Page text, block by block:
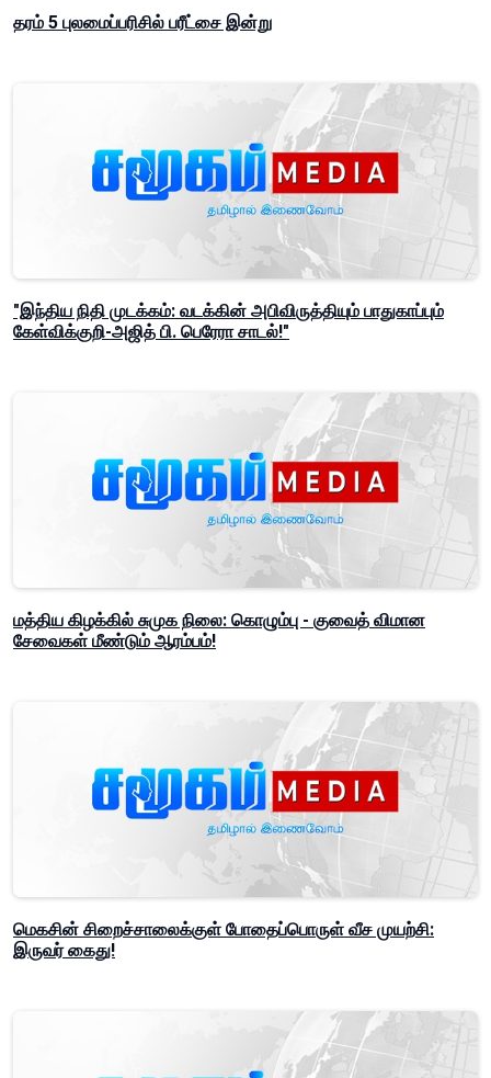
தரம் 5 புலமைப்பரிசில் பரீட்சை இன்று
"இந்திய நிதி முடக்கம்: வடக்கின் அபிவிருத்தியும் பாதுகாப்பும்
கேள்விக்குறி-அஜித் பி. பெரேரா சாடல்!"
மத்திய கிழக்கில் சுமுக நிலை: கொழும்பு - குவைத் விமான
சேவைகள் மீண்டும் ஆரம்பம்!
மெகசின் சிறைச்சாலைக்குள் போதைப்பொருள் வீச முயற்சி:
இருவர் கைது!